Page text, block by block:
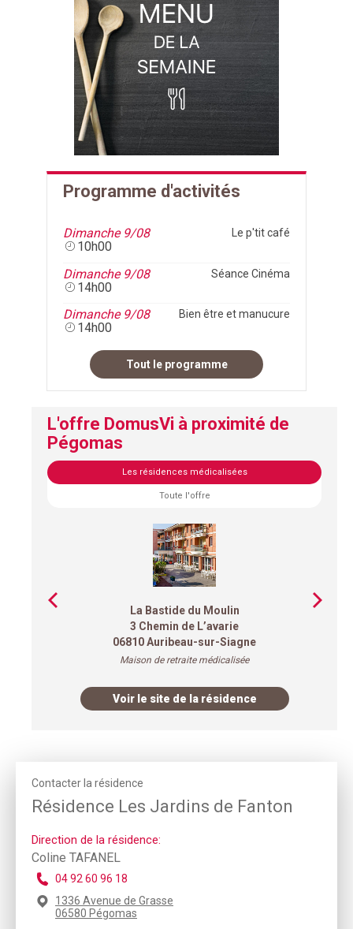
Programme d'activités
Dimanche 9/08
10h00
Le p'tit café
Dimanche 9/08
14h00
Séance Cinéma
Dimanche 9/08
14h00
Bien être et manucure
Tout le programme
L'offre DomusVi à proximité de
Pégomas
Les résidences médicalisées
Toute l'offre
La Bastide du Moulin
3 Chemin de L’avarie
06810 Auribeau-sur-Siagne
Maison de retraite médicalisée
Voir le site de la résidence
Contacter la résidence
Résidence Les Jardins de Fanton
Direction de la résidence:
Coline TAFANEL
04 92 60 96 18
1336 Avenue de Grasse
06580 Pégomas